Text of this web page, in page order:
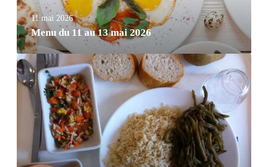
11 mai 2026
Menu du 11 au 13 mai 2026